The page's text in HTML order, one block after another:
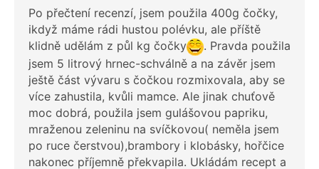
Po přečtení recenzí, jsem použila 400g čočky,
ikdyž máme rádi hustou polévku, ale příště
klidně udělám z půl kg čočky
. Pravda použila
jsem 5 litrový hrnec-schválně a na závěr jsem
ještě část vývaru s čočkou rozmixovala, aby se
více zahustila, kvůli mamce. Ale jinak chuťově
moc dobrá, použila jsem gulášovou papriku,
mraženou zeleninu na svíčkovou( neměla jsem
po ruce čerstvou),brambory i klobásky, hořčice
nakonec příjemně překvapila. Ukládám recept a